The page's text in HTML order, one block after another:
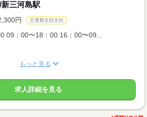
三河島駅
円 交通費全額支給
09：00〜18：00 16：00〜09...
もっと見る
求人詳細を見る